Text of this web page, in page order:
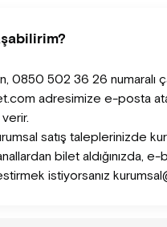
0850 502 36 26 numaralı
adresimize e-posta
satış taleplerinizde
bilet aldığınızda, e-
istiyorsanız